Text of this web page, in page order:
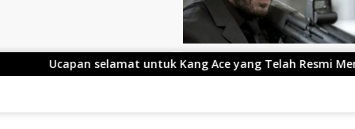
selamat untuk Kang Ace yang Telah Resmi Menjabat